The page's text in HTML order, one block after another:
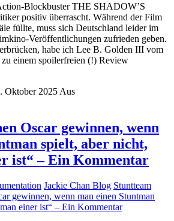
Blockbuster THE SHADOW’S
positiv überrascht. Während der Film
füllte, muss sich Deutschland leider im
Veröffentlichungen zufrieden geben.
habe ich Lee B. Golden III vom
einem spoilerfreien (!) Review
Oktober 2025 Aus
Oscar gewinnen, wenn
spielt, aber nicht,
ist“ – Ein Kommentar
Jackie Chan Blog Stuntteam